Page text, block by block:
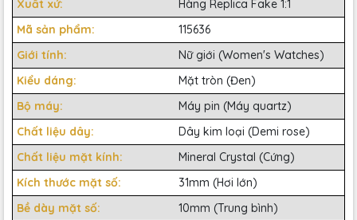
Xuất xứ:
Hàng Replica Fake 1:1
Mã sản phẩm:
115636
Giới tính:
Nữ giới (Women's Watches)
Kiểu dáng:
Mặt tròn (Đen)
Bộ máy:
Máy pin (Máy quartz)
Chất liệu dây:
Dây kim loại (Demi rose)
Chất liệu mặt kính:
Mineral Crystal (Cứng)
Kích thước mặt số:
31mm (Hơi lớn)
Bề dày mặt số:
10mm (Trung bình)